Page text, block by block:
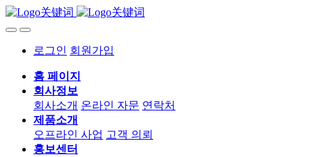
로그인 회원가입
홈 페이지
회사정보
회사소개 온라인 자문 연락처
제품소개
오프라인 사업 고객 의뢰
홍보센터